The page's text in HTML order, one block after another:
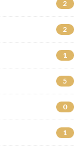
2
2
1
5
0
1